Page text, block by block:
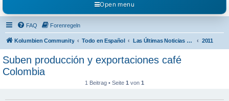
Open menu
FAQ Forenregeln
Kolumbien Community Todo en Español Las Últimas Noticias en Español 2011
Suben producción y exportaciones café
Colombia
1 Beitrag • Seite 1 von 1